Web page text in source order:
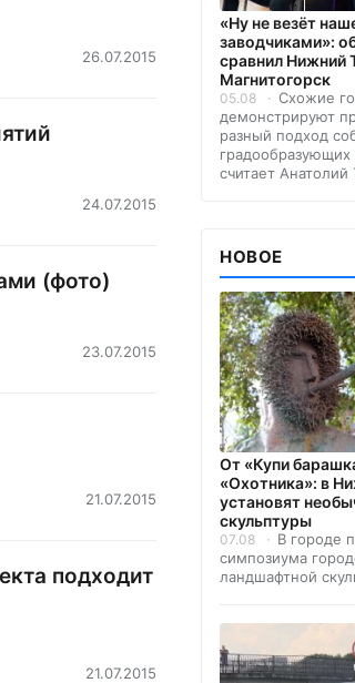
26.07.2015
24.07.2015
(фото)
23.07.2015
21.07.2015
подходит
21.07.2015
«Ну не везёт
заводчиками»:
сравнил Нижний
Магнитогорск
05.08
Схожие
демонстрируют
разный подход
градообразующих
считает Анатолий
НОВОЕ
От «Купи
«Охотника»: в
установят
скульптуры
07.08
В городе
симпозиума
ландшафтной